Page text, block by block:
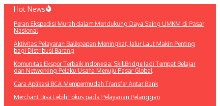
Lewati
konten
Hot News
Peran Ekspedisi Murah dalam Mendukung Daya Saing UMKM di Pasar
Nasional
Aktivitas Pelayaran Balikpapan Meningkat, Jalur Laut Makin Penting
bagi Distribusi Barang
Komunitas Ekspor Terbaik Indonesia: SkillBridge Jadi Tempat Belajar
dan Networking Pelaku Usaha Menuju Pasar Global
Cara Aplikasi BCA Mempermudah Transfer Antar Bank
Merchant Bisa Lebih Fokus pada Pelayanan Pelanggan